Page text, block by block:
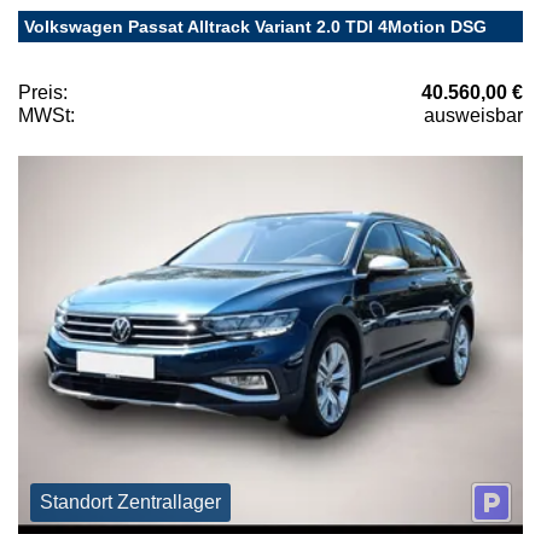
Volkswagen Passat Alltrack Variant 2.0 TDI 4Motion DSG
Preis:
40.560,00 €
MWSt:
ausweisbar
Standort Zentrallager